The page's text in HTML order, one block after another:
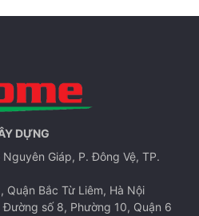
DỰNG
Giáp, P. Đông Vệ, TP.
Quận Bắc Từ Liêm, Hà Nội
Đường số 8, Phường 10, Quận 6